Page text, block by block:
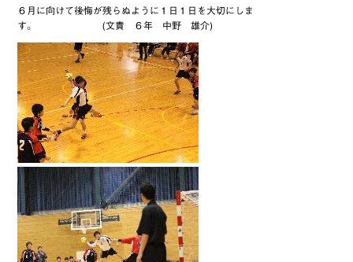
６月に向けて後悔が残らぬように１日１日を大切にしま
す。 (文責 ６年 中野 雄介)